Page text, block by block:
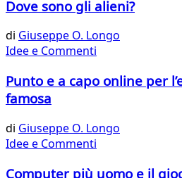
Dove sono gli alieni?
di Giuseppe O. Longo
Idee e Commenti
Punto e a capo online per
famosa
di Giuseppe O. Longo
Idee e Commenti
Computer più uomo e il